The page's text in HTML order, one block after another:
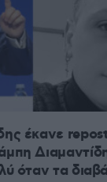
έκανε
όταν τα